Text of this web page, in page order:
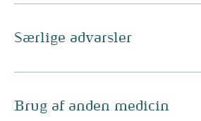
Særlige advarsler
Brug af anden medicin